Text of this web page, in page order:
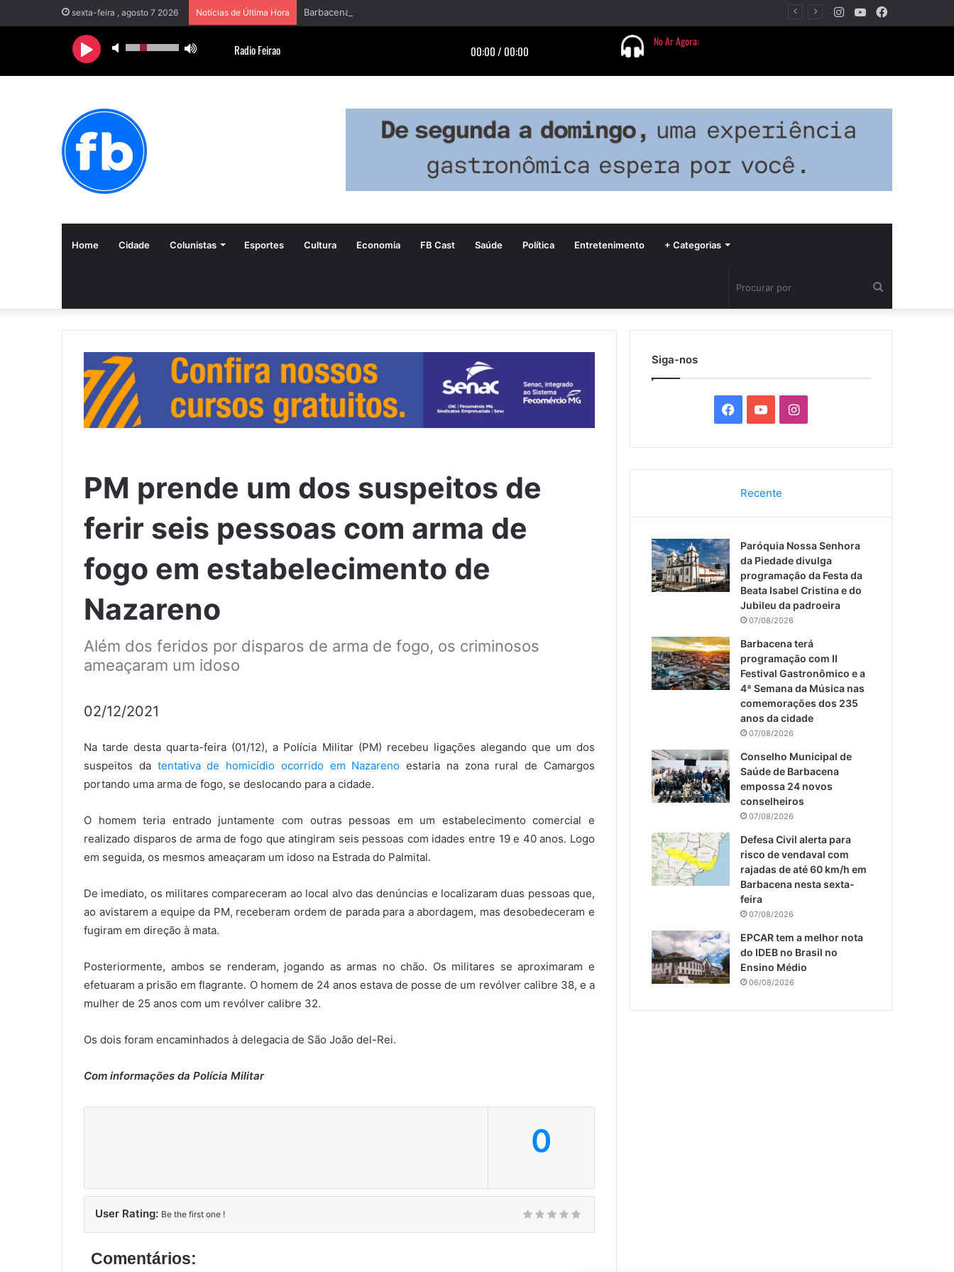
sexta-feira , agosto 7 2026 Notícias de Última Hora YouTube
Instagram
Home Cidade Colunistas Esportes Cultura Economia FB Cast Saúde Política Entretenimento + Categorias
por
PM prende um dos suspeitos de
ferir seis pessoas com arma de
fogo em estabelecimento de
Nazareno
Além dos feridos por disparos de arma de fogo, os criminosos
ameaçaram um idoso
02/12/2021
Na tarde desta quarta-feira (01/12), a Polícia Militar (PM) recebeu ligações alegando que um dos
suspeitos da tentativa de homicídio ocorrido em Nazareno estaria na zona rural de Camargos
portando uma arma de fogo, se deslocando para a cidade.
O homem teria entrado juntamente com outras pessoas em um estabelecimento comercial e
realizado disparos de arma de fogo que atingiram seis pessoas com idades entre 19 e 40 anos. Logo
em seguida, os mesmos ameaçaram um idoso na Estrada do Palmital.
De imediato, os militares compareceram ao local alvo das denúncias e localizaram duas pessoas que,
ao avistarem a equipe da PM, receberam ordem de parada para a abordagem, mas desobedeceram e
fugiram em direção à mata.
Posteriormente, ambos se renderam, jogando as armas no chão. Os militares se aproximaram e
efetuaram a prisão em flagrante. O homem de 24 anos estava de posse de um revólver calibre 38, e a
mulher de 25 anos com um revólver calibre 32.
Os dois foram encaminhados à delegacia de São João del-Rei.
Com informações da Polícia Militar
0
User Rating: Be the first one !
Comentários:
Siga-nos
c
e
b
o
o
k
u
T
u
b
e
I
s
a
g
r
a
Recente
Paróquia Nossa Senhora
da Piedade divulga
programação da Festa da
Beata Isabel Cristina e do
Jubileu da padroeira
07/08/2026
Barbacena terá
programação com II
Festival Gastronômico e a
4ª Semana da Música nas
comemorações dos 235
anos da cidade
07/08/2026
Conselho Municipal de
Saúde de Barbacena
empossa 24 novos
conselheiros
07/08/2026
Defesa Civil alerta para
risco de vendaval com
rajadas de até 60 km/h em
Barbacena nesta sexta-
feira
07/08/2026
EPCAR tem a melhor nota
do IDEB no Brasil no
Ensino Médio
06/08/2026